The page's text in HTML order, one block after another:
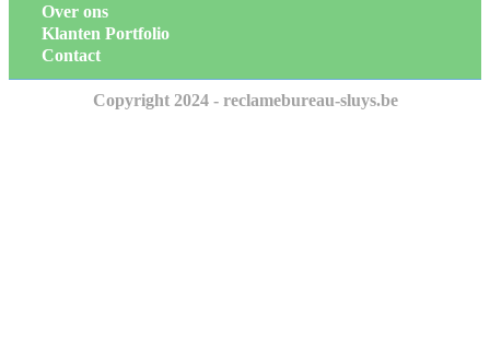
Over ons
Klanten Portfolio
Contact
Copyright 2024 - reclamebureau-sluys.be